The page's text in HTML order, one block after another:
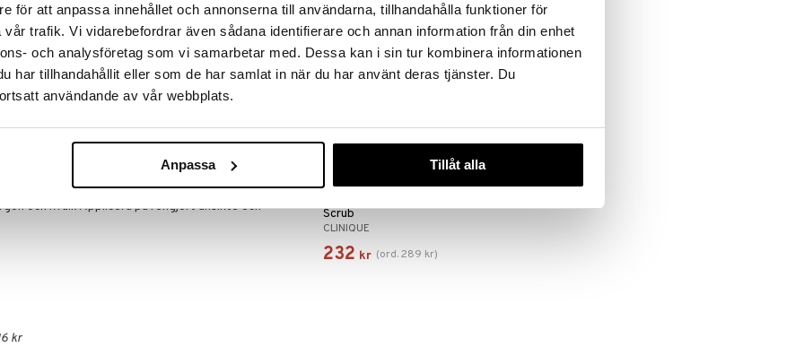
för att anpassa innehållet och annonserna till användarna, tillhandahålla funktioner för
trafik. Vi vidarebefordrar även sådana identifierare och annan information från din enhet
och analysföretag som vi samarbetar med. Dessa kan i sin tur kombinera informationen
har tillhandahållit eller som de har samlat in när du har använt deras tjänster. Du
användande av vår webbplats.
Anpassa Tillåt alla
lagret räcker!
för en yngre look.
linjer, rynkor och glåmighet för en yngre,
och kväll. Applicera på rengjort ansikte och
kr
Scrub
CLINIQUE
232 kr (ord.289 kr)
kampanj -20%